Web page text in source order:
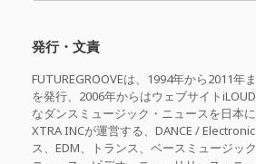
発行・文責
FUTUREGROOVEは、1994年から2011年
を発行、2006年からはウェブサイト
なダンスミュージック・ニュースを日本に
XTRA INCが運営する、DANCE /
ス、EDM、トランス、ベースミュージッ